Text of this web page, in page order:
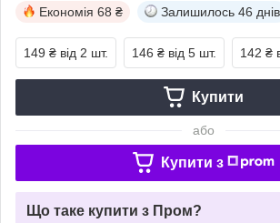
Економія 68 ₴ Залишилось 46 днів
149 ₴ від 2 шт. 146 ₴ від 5 шт. 142 ₴
Купити
або
Купити з
Що таке купити з Пром?